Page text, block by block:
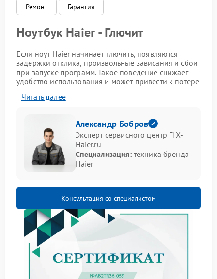
Ремонт Гарантия
Ноутбук Haier - Глючит
Если ноут Haier начинает глючить, появляются
задержки отклика, произвольные зависания и сбои
при запуске программ. Такое поведение снижает
удобство использования и может привести к потере
Haier должен выполняться с учетом состояния
программного обеспечения.
Основные проявления
неисправности
резкое снижение скорости работы;
самопроизвольное закрытие приложений.
Подобные сигналы указывают на необходимость
профессионального обслуживания в сервисе Haier,
где учитываются все особенности конкретной
модели ноута.
Причины нестабильной работы
Читать далее
Александр Бобров
Эксперт сервисного центр FIX-
Haier.ru
Специализация:техника бренда
Haier
Консультация со специалистом